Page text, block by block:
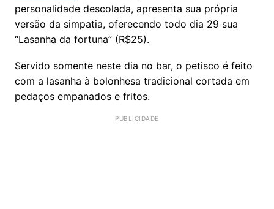
personalidade descolada, apresenta sua própria
versão da simpatia, oferecendo todo dia 29 sua
“Lasanha da fortuna” (R$25).
Servido somente neste dia no bar, o petisco é feito
com a lasanha à bolonhesa tradicional cortada em
pedaços empanados e fritos.